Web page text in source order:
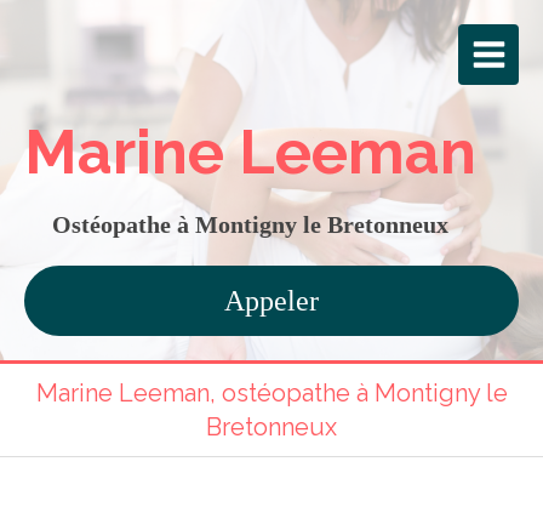
Marine Leeman
Ostéopathe à Montigny le Bretonneux
Appeler
Marine Leeman, ostéopathe à Montigny le
Bretonneux